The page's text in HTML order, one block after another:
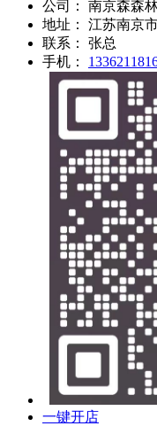
公司：
南京森森
地址：
江苏南京
联系：
张总
手机：
一键开店